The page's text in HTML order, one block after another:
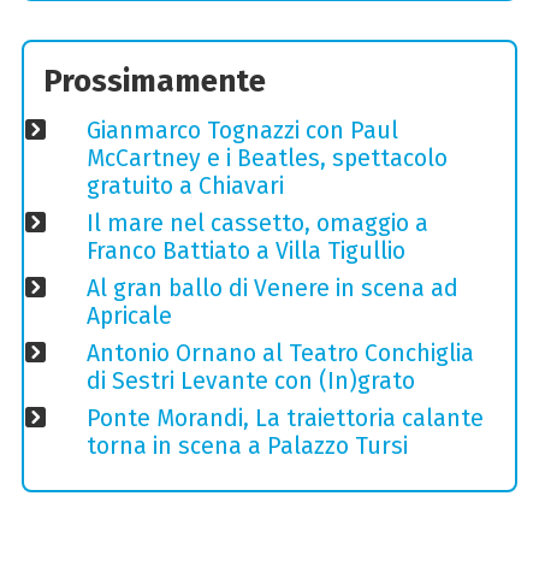
Prossimamente
Gianmarco Tognazzi con Paul
McCartney e i Beatles, spettacolo
gratuito a Chiavari
Il mare nel cassetto, omaggio a
Franco Battiato a Villa Tigullio
Al gran ballo di Venere in scena ad
Apricale
Antonio Ornano al Teatro Conchiglia
di Sestri Levante con (In)grato
Ponte Morandi, La traiettoria calante
torna in scena a Palazzo Tursi